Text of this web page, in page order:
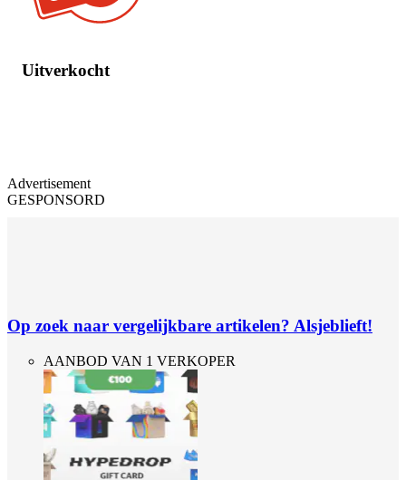
Uitverkocht
Advertisement
GESPONSORD
Op zoek naar vergelijkbare artikelen? Alsjeblieft!
AANBOD VAN 1 VERKOPER